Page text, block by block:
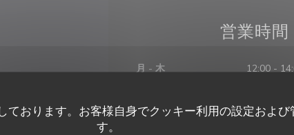
ております。お客様自身でクッキー利用の設定および
す。
フードレストラ
営業時間
月 - 木 12:00 -
12:00 -